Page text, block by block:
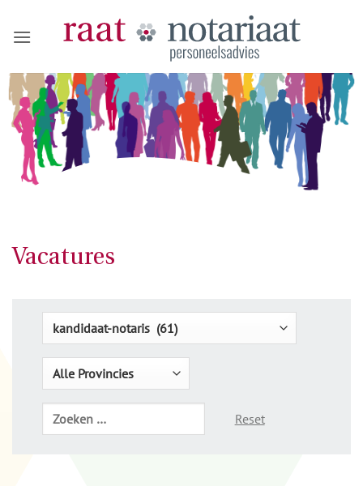
naar
Vacatures
Reset